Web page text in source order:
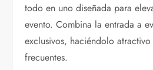
todo en uno diseñada para
evento. Combina la entrada a
exclusivos, haciéndolo atractivo
frecuentes.